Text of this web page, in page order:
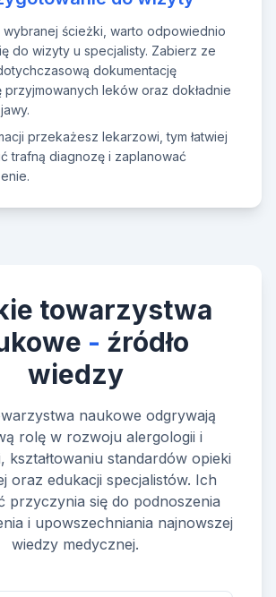
ścieżki, warto odpowiednio
do wizyty u specjalisty. Zabierz ze
dokumentację
przyjmowanych leków oraz dokładnie
przekażesz lekarzowi, tym łatwiej
trafną diagnozę i zaplanować
towarzystwa
- źródło
wiedzy
naukowe odgrywają
rolę w rozwoju alergologii i
kształtowaniu standardów opieki
oraz edukacji specjalistów. Ich
przyczynia się do podnoszenia
i upowszechniania najnowszej
wiedzy medycznej.